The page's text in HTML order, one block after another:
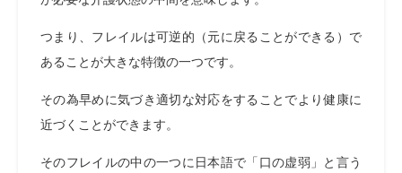
つまり、フレイルは可逆的（元に戻ることができる）で
あることが大きな特徴の一つです。
その為早めに気づき適切な対応をすることでより健康に
近づくことができます。
そのフレイルの中の一つに日本語で「口の虚弱」と言う